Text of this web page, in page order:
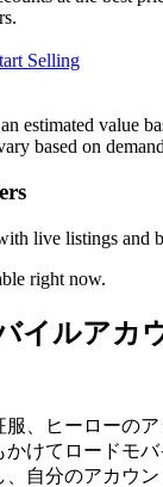
Selling
estimated value
based on
live listings and
right now.
イルアカ
服、ヒーローの
けてロードモ
自分のアカウ